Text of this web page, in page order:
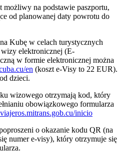
na podstawie paszportu,
od planowanej daty powrotu do
Kubę w celach turystycznych
elektronicznej (E-
w formie elektronicznej można
en (koszt e-Visy to 22 EUR).
dzieci.
wizowego otrzymają kod, który
obowiązkowego formularza
inicio
o okazanie kodu QR (na
numer e-visy), który otrzymuje się